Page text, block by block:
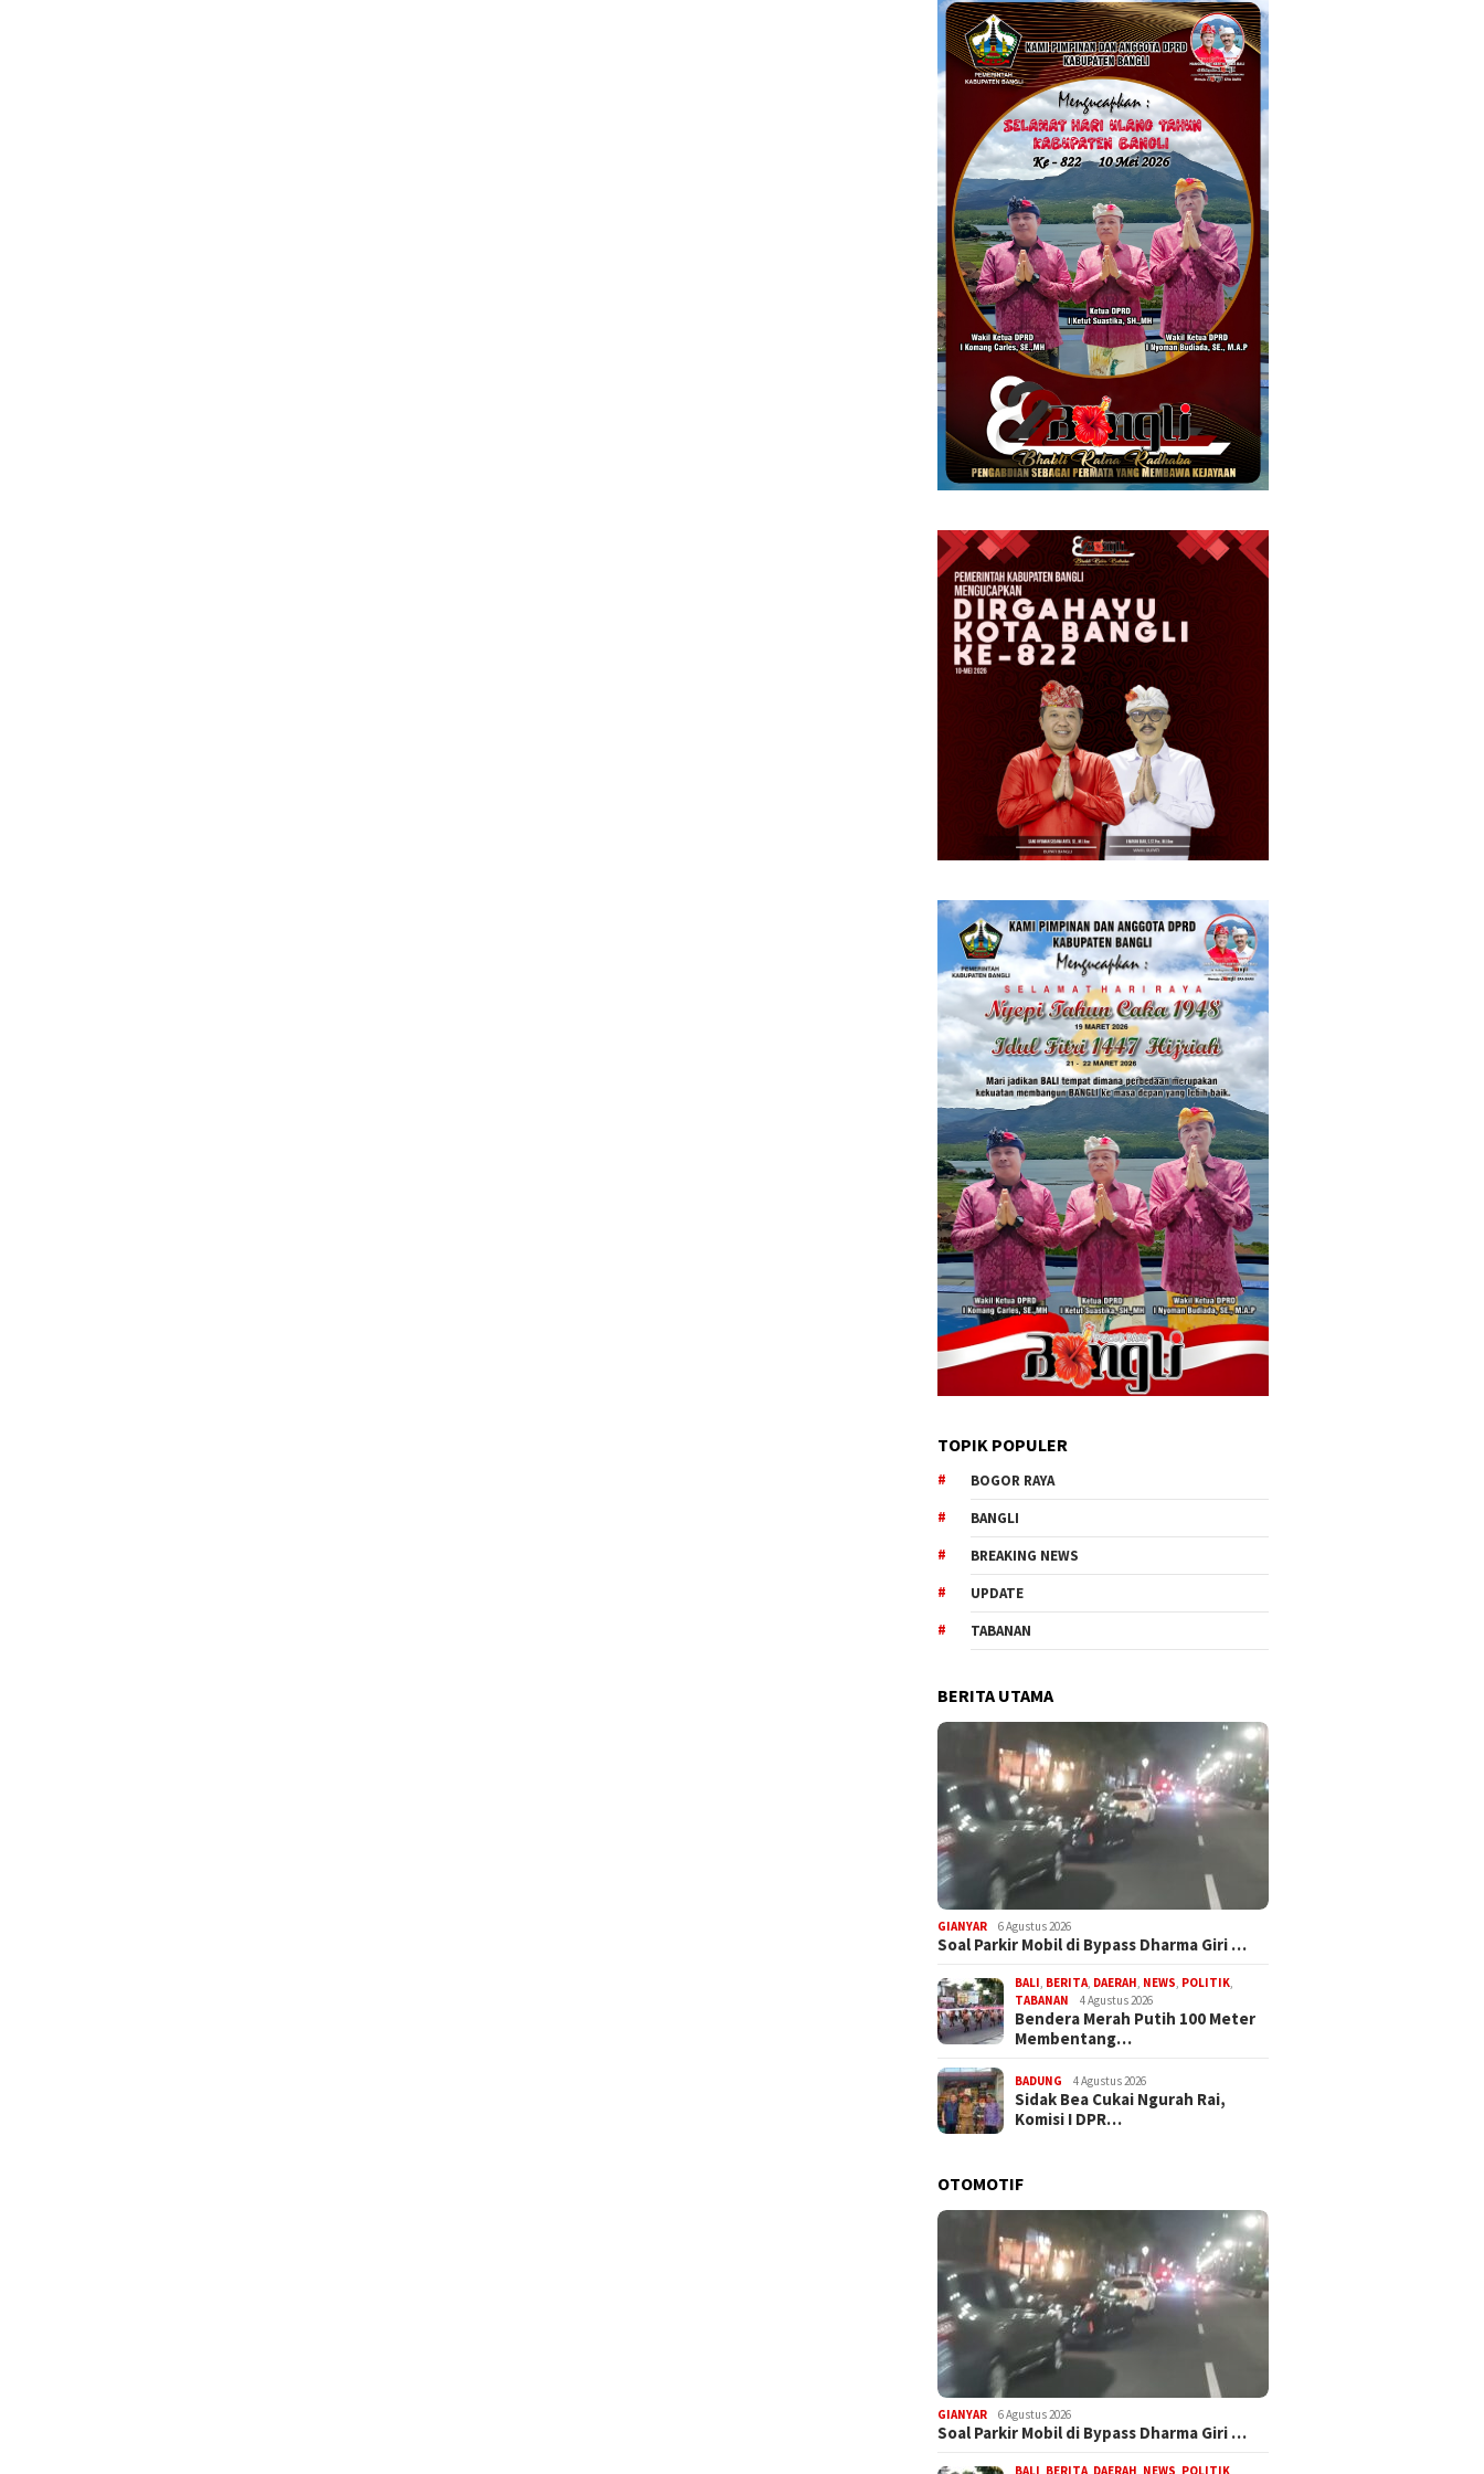
TOPIK POPULER
BOGOR RAYA
BANGLI
BREAKING NEWS
UPDATE
TABANAN
BERITA UTAMA
GIANYAR 6 Agustus 2026
Soal Parkir Mobil di Bypass Dharma Giri …
BALI, BERITA, DAERAH, NEWS, POLITIK,
TABANAN
4 Agustus 2026
Bendera Merah Putih 100 Meter
Membentang…
BADUNG 4 Agustus 2026
Sidak Bea Cukai Ngurah Rai,
Komisi I DPR…
OTOMOTIF
GIANYAR 6 Agustus 2026
Soal Parkir Mobil di Bypass Dharma Giri …
BALI BERITA DAERAH NEWS POLITIK